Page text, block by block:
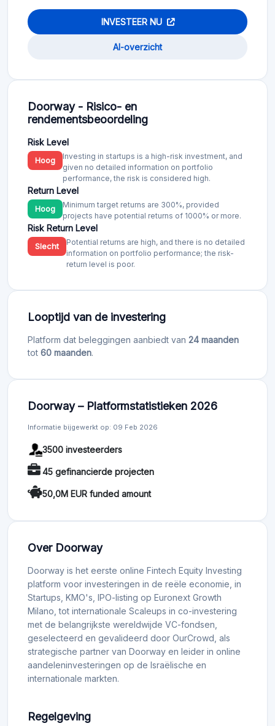
INVESTEER NU
AI-overzicht
Doorway - Risico- en
rendementsbeoordeling
Risk Level
Hoog
Investing in startups is a high-risk investment, and
given no detailed information on portfolio
performance, the risk is considered high.
Return Level
Hoog
Minimum target returns are 300%, provided
projects have potential returns of 1000% or more.
Risk Return Level
Slecht
Potential returns are high, and there is no detailed
information on portfolio performance; the risk-
return level is poor.
Looptijd van de investering
Platform dat beleggingen aanbiedt van 24 maanden
tot 60 maanden.
Doorway – Platformstatistieken 2026
Informatie bijgewerkt op: 09 Feb 2026
3500 investeerders
45 gefinancierde projecten
50,0M EUR funded amount
Over Doorway
Doorway is het eerste online Fintech Equity Investing
platform voor investeringen in de reële economie, in
Startups, KMO's, IPO-listing op Euronext Growth
Milano, tot internationale Scaleups in co-investering
met de belangrijkste wereldwijde VC-fondsen,
geselecteerd en gevalideerd door OurCrowd, als
strategische partner van Doorway en leider in online
aandeleninvesteringen op de Israëlische en
internationale markten.
Regelgeving